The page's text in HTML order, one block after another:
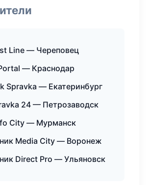
Line — Череповец
— Краснодар
Spravka — Екатеринбург
24 — Петрозаводск
City — Мурманск
Media City — Воронеж
Direct Pro — Ульяновск